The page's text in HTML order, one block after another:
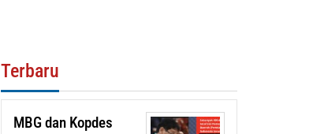
Terbaru
MBG dan Kopdes